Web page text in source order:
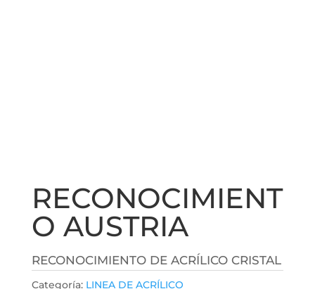
RECONOCIMIENT
O AUSTRIA
RECONOCIMIENTO DE ACRÍLICO CRISTAL
Categoría: LINEA DE ACRÍLICO